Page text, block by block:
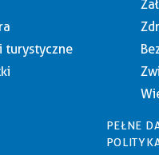
turystyczne
PEŁNE